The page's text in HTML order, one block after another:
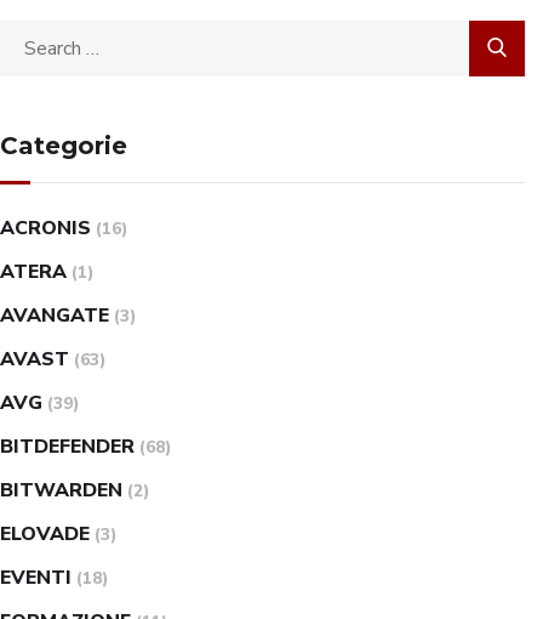
Categorie
ACRONIS (16)
ATERA (1)
AVANGATE (3)
AVAST (63)
AVG (39)
BITDEFENDER (68)
BITWARDEN (2)
ELOVADE (3)
EVENTI (18)